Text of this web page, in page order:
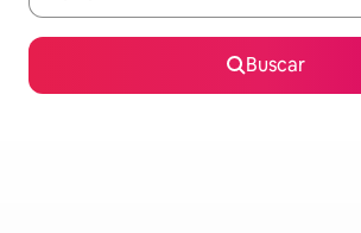
Buscar